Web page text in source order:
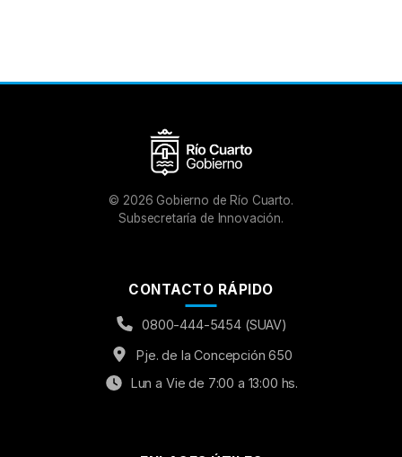
© 2026 Gobierno de Río Cuarto.
Subsecretaría de Innovación.
CONTACTO RÁPIDO
0800-444-5454 (SUAV)
Pje. de la Concepción 650
Lun a Vie de 7:00 a 13:00 hs.